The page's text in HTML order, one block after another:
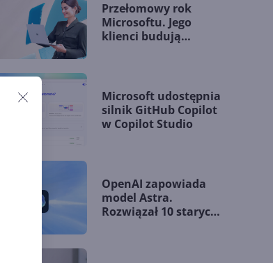
Przełomowy rok
Microsoftu. Jego
klienci budują
Microsoft udostępnia
silnik GitHub Copilot
w Copilot Studio
OpenAI zapowiada
model Astra.
Rozwiązał 10 starych